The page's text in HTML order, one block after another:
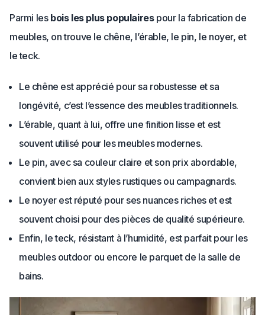
Parmi les bois les plus populairespour la fabrication de
meubles, on trouve le chêne, l’érable, le pin, le noyer, et
le teck.
Le chêne est apprécié pour sa robustesse et sa
longévité, c’est l’essence des meubles traditionnels.
L’érable, quant à lui, offre une finition lisse et est
souvent utilisé pour les meubles modernes.
Le pin, avec sa couleur claire et son prix abordable,
convient bien aux styles rustiques ou campagnards.
Le noyer est réputé pour ses nuances riches et est
souvent choisi pour des pièces de qualité supérieure.
Enfin, le teck, résistant à l’humidité, est parfait pour les
meubles outdoor ou encore le parquet de la salle de
bains.